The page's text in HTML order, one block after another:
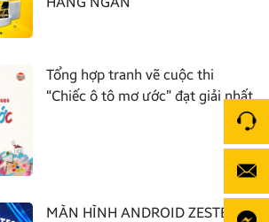
Tổng hợp tranh vẽ cuộc thi
“Chiếc ô tô mơ ước” đạt giải nhất
MÀN HÌNH ANDROID ZESTECH: